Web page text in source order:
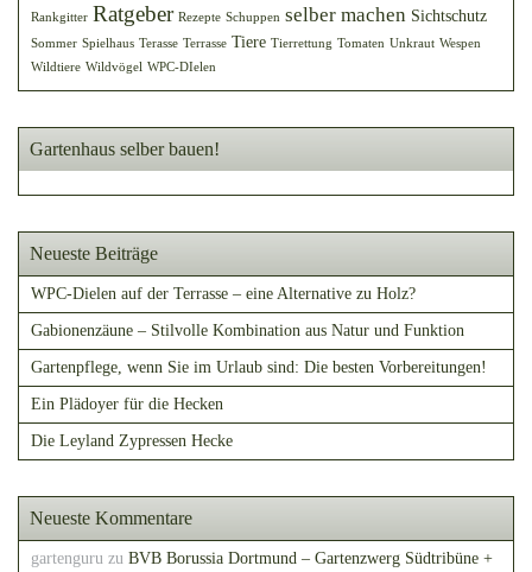
Rankgitter Ratgeber Rezepte Schuppen selber machen Sichtschutz
Sommer Spielhaus Terasse Terrasse Tiere Tierrettung Tomaten Unkraut Wespen
Wildtiere Wildvögel WPC-DIelen
Gartenhaus selber bauen!
Neueste Beiträge
WPC-Dielen auf der Terrasse – eine Alternative zu Holz?
Gabionenzäune – Stilvolle Kombination aus Natur und Funktion
Gartenpflege, wenn Sie im Urlaub sind: Die besten Vorbereitungen!
Ein Plädoyer für die Hecken
Die Leyland Zypressen Hecke
Neueste Kommentare
gartenguru zu BVB Borussia Dortmund – Gartenzwerg Südtribüne +